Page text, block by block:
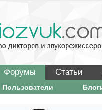
Форумы Статьи
Пользователи